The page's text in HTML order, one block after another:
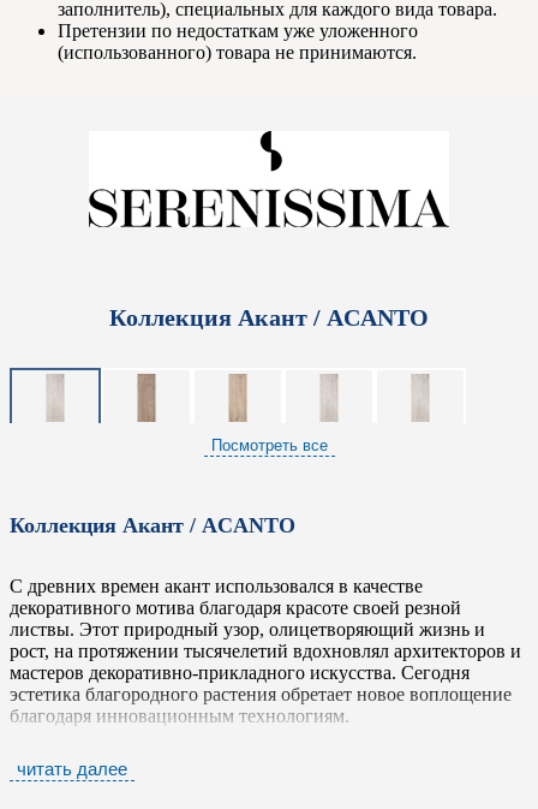
заполнитель), специальных для каждого вида товара.
Претензии по недостаткам уже уложенного
(использованного) товара не принимаются.
Коллекция Акант / ACANTO
Посмотреть все
Коллекция Акант / ACANTO
С древних времен акант использовался в качестве
декоративного мотива благодаря красоте своей резной
листвы. Этот природный узор, олицетворяющий жизнь и
рост, на протяжении тысячелетий вдохновлял архитекторов и
мастеров декоративно-прикладного искусства. Сегодня
эстетика благородного растения обретает новое воплощение
благодаря инновационным технологиям.
Итальянская фабрика
известная своим безупречным вкусом и вниманием к деталям,
читать далее